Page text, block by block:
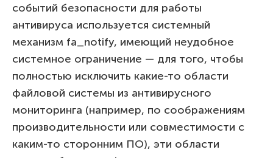
событий безопасности для работы
антивируса используется системный
механизм fa_notify, имеющий неудобное
системное ограничение — для того, чтобы
полностью исключить какие-то области
файловой системы из антивирусного
мониторинга (например, по соображениям
производительности или совместимости с
каким-то сторонним ПО), эти области